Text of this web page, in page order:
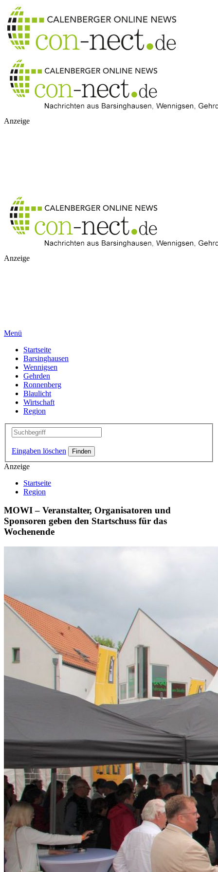
Anzeige
Anzeige
Menü
Startseite
Barsinghausen
Wennigsen
Gehrden
Ronnenberg
Blaulicht
Wirtschaft
Region
Eingaben löschen
Anzeige
Startseite
Region
MOWI – Veranstalter, Organisatoren und
Sponsoren geben den Startschuss für das
Wochenende